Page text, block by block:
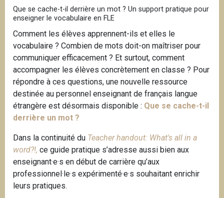
Que se cache-t-il derrière un mot ? Un support pratique pour
enseigner le vocabulaire en FLE
Comment les élèves apprennent-ils et elles le
vocabulaire ? Combien de mots doit-on maîtriser pour
communiquer efficacement ? Et surtout, comment
accompagner les élèves concrètement en classe ? Pour
répondre à ces questions, une nouvelle ressource
destinée au personnel enseignant de français langue
étrangère est désormais disponible : Que se cache-t-il
derrière un mot ?
Dans la continuité du Teacher handout: What's all in a
word?!, ce guide pratique s’adresse aussi bien aux
enseignant·e·s en début de carrière qu’aux
professionnel·le·s expérimenté·e·s souhaitant enrichir
leurs pratiques.